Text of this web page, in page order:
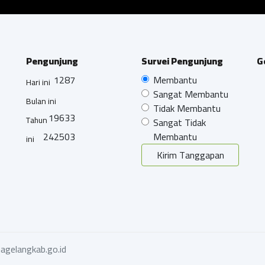
Pengunjung
Hari ini 1287
Bulan ini
19633
Tahun
ini
242503
Survei Pengunjung
Membantu
Sangat Membantu
Tidak Membantu
Sangat Tidak
Membantu
Kirim Tanggapan